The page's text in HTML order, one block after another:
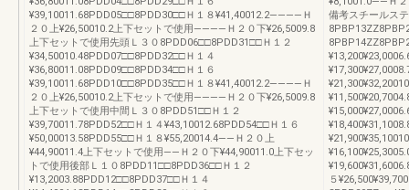
¥39,10011.68PDD05□□8PDD30□□Ｈ１８¥41,40012.2――――Ｈ
２０上¥26,50010.2上下セットで使用――――Ｈ２０下¥26,5009.8
上下セットで使用先頭Ｌ３０8PDD06□□8PDD31□□Ｈ１２
¥34,50010.48PDD07□□8PDD32□□Ｈ１４
¥36,80011.08PDD09□□8PDD34□□Ｈ１６
¥39,10011.68PDD10□□8PDD35□□Ｈ１８¥41,40012.2――――Ｈ
２０上¥26,50010.2上下セットで使用――――Ｈ２０下¥26,5009.8
上下セットで使用中間Ｌ３０8PDD51□□Ｈ１２
¥39,70011.78PDD52□□Ｈ１４¥43,10012.68PDD54□□Ｈ１６
¥50,00013.58PDD55□□Ｈ１８¥55,20014.4――Ｈ２０上
¥44,90011.4上下セットで使用――Ｈ２０下¥44,90011.0上下セッ
トで使用後部Ｌ１０8PDD11□□8PDD36□□Ｈ１２
¥13,2003.88PDD12□□8PDD37□□Ｈ１４
備考スチールス
５